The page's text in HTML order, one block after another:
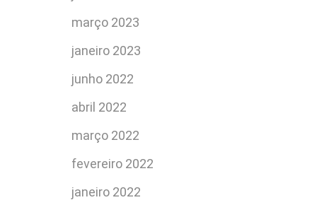
março 2023
janeiro 2023
junho 2022
abril 2022
março 2022
fevereiro 2022
janeiro 2022